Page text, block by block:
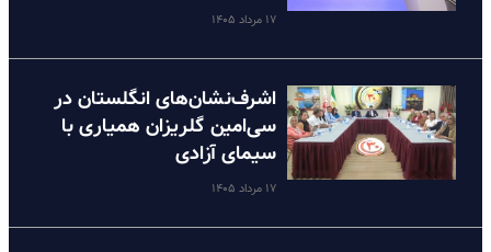
۱۷ مرداد ۱۴۰۵
اشرف‌نشان‌های انگلستان در
سی‌امین گلریزان همیاری با
سیمای آزادی
۱۷ مرداد ۱۴۰۵